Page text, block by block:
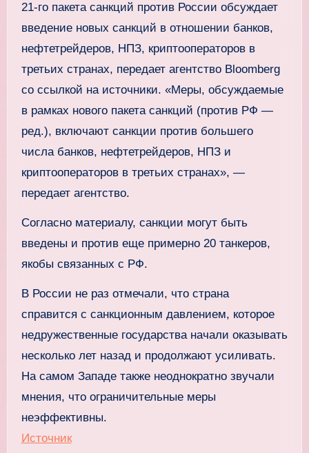
21-го пакета санкций против России обсуждает
введение новых санкций в отношении банков,
нефтетрейдеров, НПЗ, криптооператоров в
третьих странах, передает агентство Bloomberg
со ссылкой на источники. «Меры, обсуждаемые
в рамках нового пакета санкций (против РФ —
ред.), включают санкции против большего
числа банков, нефтетрейдеров, НПЗ и
криптооператоров в третьих странах», —
передает агентство.
Согласно материалу, санкции могут быть
введены и против еще примерно 20 танкеров,
якобы связанных с РФ.
В России не раз отмечали, что страна
справится с санкционным давлением, которое
недружественные государства начали оказывать
несколько лет назад и продолжают усиливать.
На самом Западе также неоднократно звучали
мнения, что ограничительные меры
неэффективны.
Источник